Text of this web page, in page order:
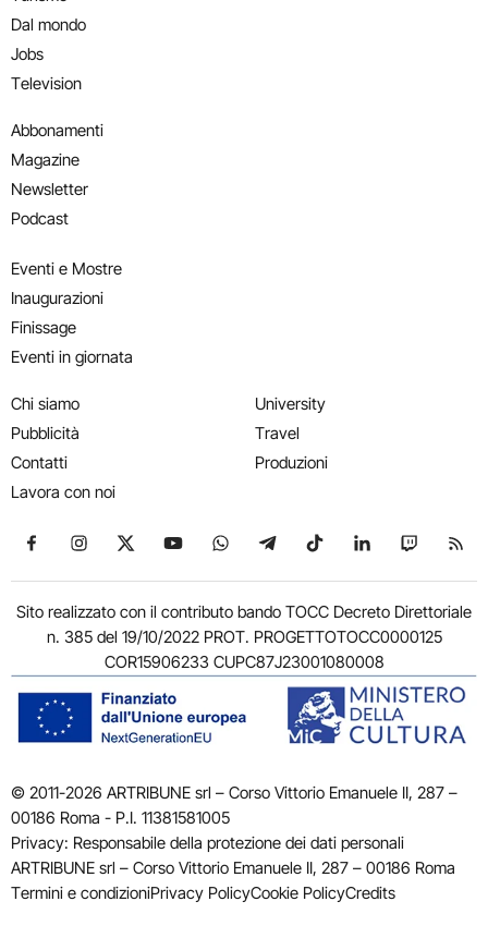
Dal mondo
Jobs
Television
Abbonamenti
Magazine
Newsletter
Podcast
Eventi e Mostre
Inaugurazioni
Finissage
Eventi in giornata
Chi siamo
Pubblicità
Contatti
Lavora con noi
University
Travel
Produzioni
Seguici su Facebook
Seguici su Instagram
Seguici su X
Seguici su YouTube
Seguici su WhatsApp
Seguici su Telegram
Seguici su TikTok
Seguici su
Seguici
Sito realizzato con il contributo bando TOCC Decreto Direttoriale
n. 385 del 19/10/2022 PROT. PROGETTOTOCC0000125
COR15906233 CUPC87J23001080008
© 2011-2026 ARTRIBUNE srl – Corso Vittorio Emanuele II, 287 –
00186 Roma - P.I. 11381581005
Privacy: Responsabile della protezione dei dati personali
ARTRIBUNE srl – Corso Vittorio Emanuele II, 287 – 00186 Roma
Termini e condizioniPrivacy PolicyCookie PolicyCredits